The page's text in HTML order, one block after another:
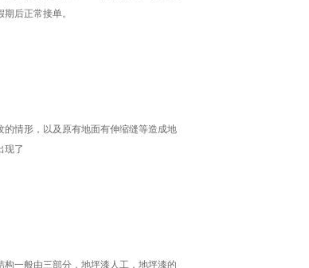
后正常接单。
情形，以及原有地面有伸缩缝等造成地
现了
一般由三部分，地坪漆人工，地坪漆的